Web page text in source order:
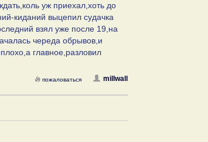
уж приехал,хоть до
киданий выцепил судачка
взял уже после 19,на
череда обрывов,и
главное,разловил
millwall
пожаловаться